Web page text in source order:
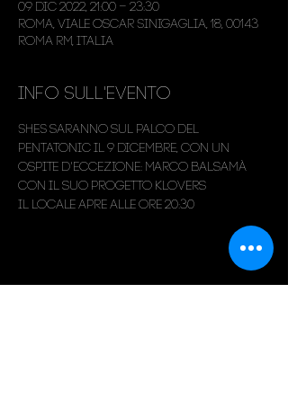
09 dic 2022, 21:00 – 23:30
Roma, Viale Oscar Sinigaglia, 18, 00143
Roma RM, Italia
Info sull'evento
SHES saranno sul palco del
Pentatonic il 9 dicembre, con un
ospite d'eccezione: Marco Balsamà
con il suo progetto Klovers
Il locale apre alle ore 20:30